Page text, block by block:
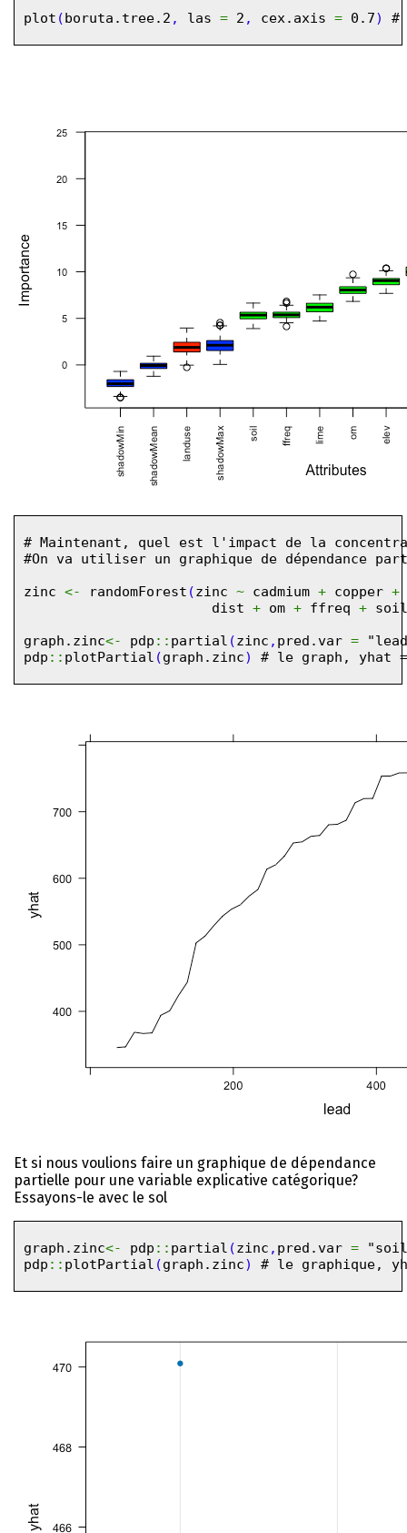
plot ( boruta.tree.2 , las = 2 , cex.axis = 0.7) #
# Maintenant, quel est l'impact de la
#On va utiliser un graphique de dépendance
zinc <- randomForest (zinc ~ cadmium + copper +
dist + om + ffreq + soil
graph.zinc<- pdp :: partial (zinc , pred.var =
pdp :: plotPartial (graph.zinc) # le graph, yhat
Et si nous voulions faire un graphique de dépendance
partielle pour une variable explicative catégorique?
Essayons-le avec le sol
graph.zinc<- pdp :: partial (zinc , pred.var =
pdp :: plotPartial (graph.zinc) # le graphique,